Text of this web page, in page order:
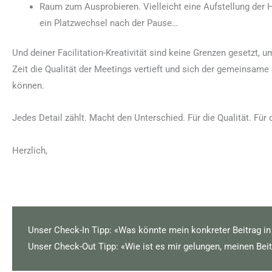
Raum zum Ausprobieren. Vielleicht eine Aufstellung der
ein Platzwechsel nach der Pause…
Und deiner Facilitation-Kreativität sind keine Grenzen gesetzt,
Zeit die Qualität der Meetings vertieft und sich der
können.
Jedes Detail zählt. Macht den Unterschied. Für die Qualität.
Herzlich,
Unser Check-In Tipp: «Was könnte mein konkreter Beitrag
Unser Check-Out Tipp: «Wie ist es mir gelungen, meinen